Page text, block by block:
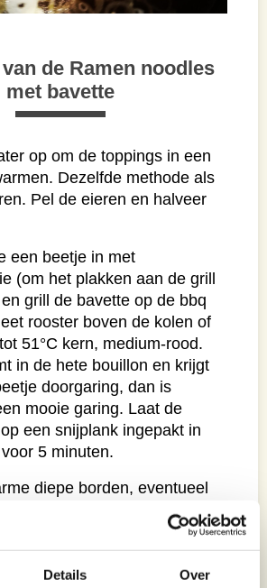
Details Over
de Ramen noodles
met bavette
op om de toppings in een
Dezelfde methode als
Pel de eieren en halveer
een beetje in met
(om het plakken aan de grill
grill de bavette op de bbq
rooster boven de kolen of
51°C kern, medium-rood.
in de hete bouillon en krijgt
doorgaring, dan is
mooie garing. Laat de
een snijplank ingepakt in
5 minuten.
diepe borden, eventueel
vullen met kokend water
De bouillon is heet, even
lekker op smaak is, wil je wat
sojasaus toevoegen, minder